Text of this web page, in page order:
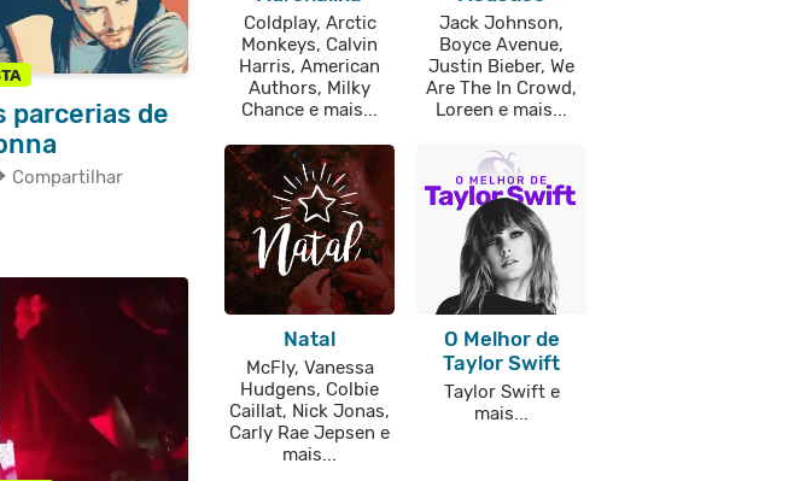
parcerias de
Compartilhar
Coldplay, Arctic
Monkeys, Calvin
Harris, American
Authors, Milky
Chance e mais...
Jack Johnson,
Boyce Avenue,
Justin Bieber, We
Are The In Crowd,
Loreen e mais...
Natal
McFly, Vanessa
Hudgens, Colbie
Caillat, Nick Jonas,
Carly Rae Jepsen e
mais...
O Melhor de
Taylor Swift
Taylor Swift e
mais...